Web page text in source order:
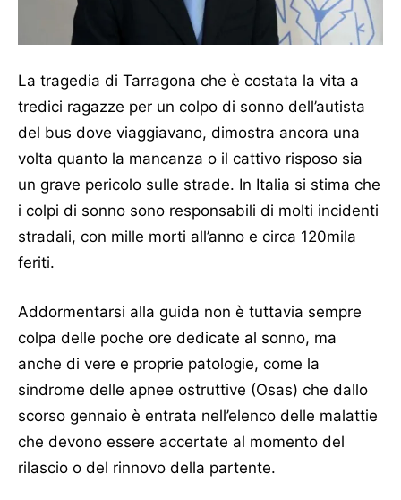
La tragedia di Tarragona che è costata la vita a
tredici ragazze per un colpo di sonno dell’autista
del bus dove viaggiavano, dimostra ancora una
volta quanto la mancanza o il cattivo risposo sia
un grave pericolo sulle strade. In Italia si stima che
i colpi di sonno sono responsabili di molti incidenti
stradali, con mille morti all’anno e circa 120mila
feriti.
Addormentarsi alla guida non è tuttavia sempre
colpa delle poche ore dedicate al sonno, ma
anche di vere e proprie patologie, come la
sindrome delle apnee ostruttive (Osas) che dallo
scorso gennaio è entrata nell’elenco delle malattie
che devono essere accertate al momento del
rilascio o del rinnovo della partente.